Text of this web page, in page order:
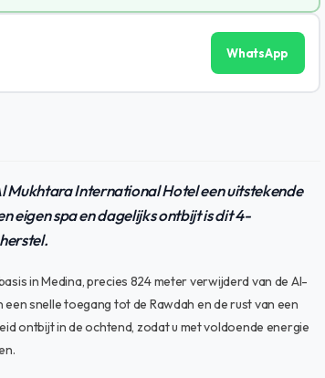
WhatsApp
Mukhtara International Hotel een uitstekende
eigen spa en dagelijks ontbijt is dit 4-
in Medina, precies 824 meter verwijderd van de Al-
snelle toegang tot de Rawdah en de rust van een
ontbijt in de ochtend, zodat u met voldoende energie